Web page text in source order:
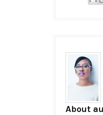
About